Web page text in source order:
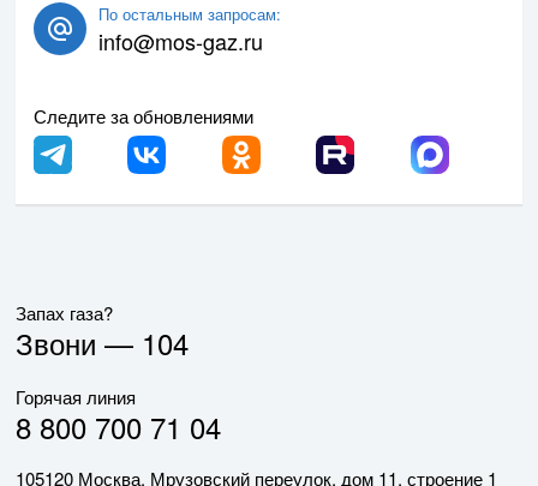
По остальным запросам:
info@mos-gaz.ru
Следите за обновлениями
Запах газа?
Звони — 104
Горячая линия
8 800 700 71 04
105120 Москва, Мрузовский переулок, дом 11, строение 1